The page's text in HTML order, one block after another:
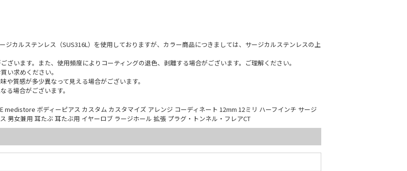
ジカルステンレス（SUS316L）を使用しておりますが、カラー商品につきましては、サージカルステンレスの上
ざいます。また、使用頻度によりコーティングの退色、剥離する場合がございます。ご理解ください。
い求めください。
や質感が多少異なって見える場合がございます。
る場合がございます。
medistore ボディーピアス カスタム カスタマイズ アレンジ コーディネート 12mm 12ミリ ハーフインチ サージ
男女兼用 耳たぶ 耳たぶ用 イヤーロブ ラージホール 拡張 プラグ・トンネル・フレアCT